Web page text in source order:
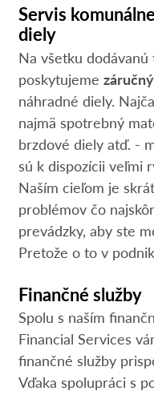
Servis
diely
Na všetku
poskytujeme
náhradné diely.
najmä spotrebný
brzdové diely atď. -
sú k dispozícii veľmi
Naším cieľom je
problémov čo
prevádzky, aby ste
Pretože o to v
Finančné služby
Spolu s naším
Financial Services
finančné služby
Vďaka spolupráci s